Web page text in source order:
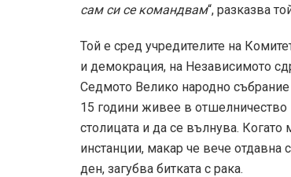
сам си се командвам“, разказва
Той е сред учредителите на
и демокрация, на Независимото
Седмото Велико народно
15 години живее в отшелничество
столицата и да се вълнува.
инстанции, макар че вече
ден, загубва битката с рака.